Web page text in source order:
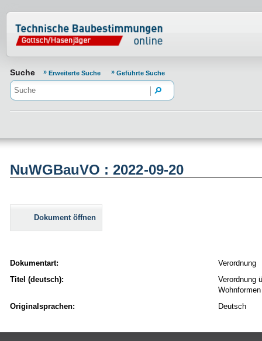
Normenportal Barrierefreiheit
Suche Erweiterte Suche Geführte Suche
NuWGBauVO : 2022-09-20
Dokument öffnen
Dokumentart:
Verordnung
Titel (deutsch):
Verordnung
Wohnformen
Originalsprachen:
Deutsch